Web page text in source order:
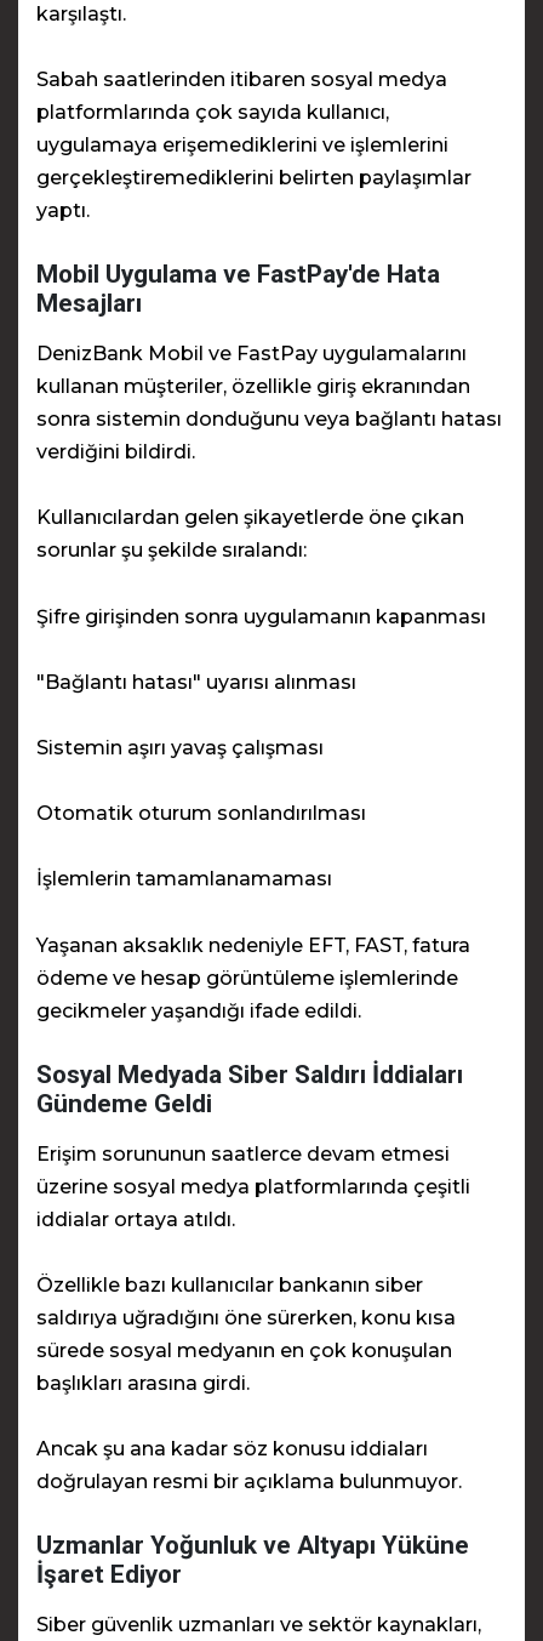
karşılaştı.
Sabah saatlerinden itibaren sosyal medya
platformlarında çok sayıda kullanıcı,
uygulamaya erişemediklerini ve işlemlerini
gerçekleştiremediklerini belirten paylaşımlar
yaptı.
Mobil Uygulama ve FastPay'de Hata
Mesajları
DenizBank Mobil ve FastPay uygulamalarını
kullanan müşteriler, özellikle giriş ekranından
sonra sistemin donduğunu veya bağlantı hatası
verdiğini bildirdi.
Kullanıcılardan gelen şikayetlerde öne çıkan
sorunlar şu şekilde sıralandı:
Şifre girişinden sonra uygulamanın kapanması
"Bağlantı hatası" uyarısı alınması
Sistemin aşırı yavaş çalışması
Otomatik oturum sonlandırılması
İşlemlerin tamamlanamaması
Yaşanan aksaklık nedeniyle EFT, FAST, fatura
ödeme ve hesap görüntüleme işlemlerinde
gecikmeler yaşandığı ifade edildi.
Sosyal Medyada Siber Saldırı İddiaları
Gündeme Geldi
Erişim sorununun saatlerce devam etmesi
üzerine sosyal medya platformlarında çeşitli
iddialar ortaya atıldı.
Özellikle bazı kullanıcılar bankanın siber
saldırıya uğradığını öne sürerken, konu kısa
sürede sosyal medyanın en çok konuşulan
başlıkları arasına girdi.
Ancak şu ana kadar söz konusu iddiaları
doğrulayan resmi bir açıklama bulunmuyor.
Uzmanlar Yoğunluk ve Altyapı Yüküne
İşaret Ediyor
Siber güvenlik uzmanları ve sektör kaynakları,